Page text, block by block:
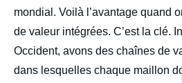
mondial. Voilà l’avantage quand
de valeur intégrées. C’est la clé.
Occident, avons des chaînes de
dans lesquelles chaque maillon